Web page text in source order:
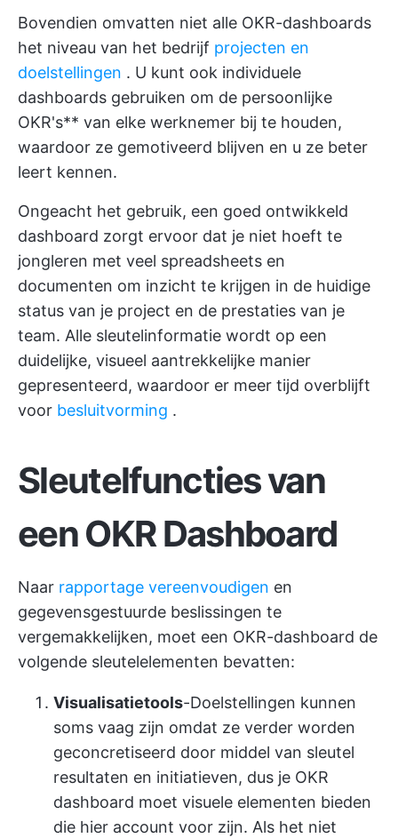
Bovendien omvatten niet alle OKR-dashboards
het niveau van het bedrijf projecten en
doelstellingen . U kunt ook individuele
dashboards gebruiken om de persoonlijke
OKR's** van elke werknemer bij te houden,
waardoor ze gemotiveerd blijven en u ze beter
leert kennen.
Ongeacht het gebruik, een goed ontwikkeld
dashboard zorgt ervoor dat je niet hoeft te
jongleren met veel spreadsheets en
documenten om inzicht te krijgen in de huidige
status van je project en de prestaties van je
team. Alle sleutelinformatie wordt op een
duidelijke, visueel aantrekkelijke manier
gepresenteerd, waardoor er meer tijd overblijft
voor besluitvorming .
Sleutelfuncties van
een OKR Dashboard
Naar rapportage vereenvoudigen en
gegevensgestuurde beslissingen te
vergemakkelijken, moet een OKR-dashboard de
volgende sleutelelementen bevatten:
Visualisatietools-Doelstellingen kunnen
soms vaag zijn omdat ze verder worden
geconcretiseerd door middel van sleutel
resultaten en initiatieven, dus je OKR
dashboard moet visuele elementen bieden
die hier account voor zijn. Als het niet